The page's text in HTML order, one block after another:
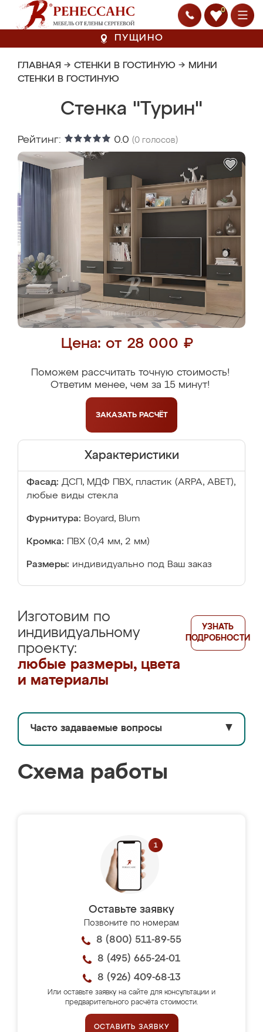
0
ПУЩИНО
ГЛАВНАЯ → СТЕНКИ В ГОСТИНУЮ → МИНИ
СТЕНКИ В ГОСТИНУЮ
Стенка "Турин"
Рейтинг: 0.0 (0 голосов)
Цена: от 28 000 ₽
Поможем рассчитать точную стоимость!
Ответим менее, чем за 15 минут!
ЗАКАЗАТЬ РАСЧЁТ
Характеристики
Фасад: ДСП, МДФ ПВХ, пластик (ARPA, ABET),
любые виды стекла
Фурнитура: Boyard, Blum
Кромка: ПВХ (0,4 мм, 2 мм)
Размеры: индивидуально под Ваш заказ
Изготовим по
индивидуальному
проекту:
любые размеры, цвета
и материалы
УЗНАТЬ
ПОДРОБНОСТИ
Часто задаваемые вопросы ▼
Схема работы
Оставьте заявку
Позвоните по номерам
8 (800) 511-89-55
8 (495) 665-24-01
8 (926) 409-68-13
Или оставьте заявку на сайте для консультации и
предварительного расчёта стоимости.
ОСТАВИТЬ ЗАЯВКУ